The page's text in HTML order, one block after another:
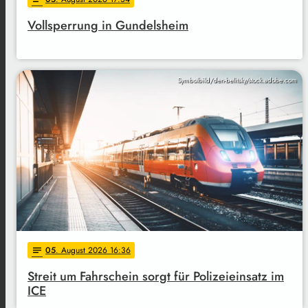
Vollsperrung in Gundelsheim
Symbolbild/den-belitsky/stock.adobe.com
notes 05. August 2026 16:36
Streit um Fahrschein sorgt für Polizeieinsatz im
ICE